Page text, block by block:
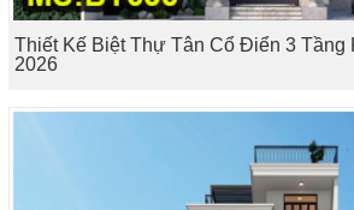
Thiết Kế Biệt Thự Tân Cổ Điển 3
2026